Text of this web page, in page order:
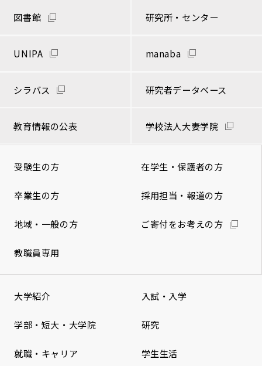
図書館 研究所・センター
UNIPA manaba
シラバス 研究者データベース
教育情報の公表 学校法人大妻学院
受験生の方 在学生・保護者の方
卒業生の方 採用担当・報道の方
地域・一般の方 ご寄付をお考えの方
教職員専用
大学紹介 入試・入学
学部・短大・大学院 研究
就職・キャリア 学生生活